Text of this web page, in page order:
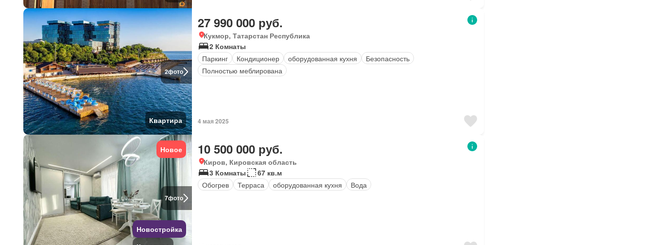
2фото
Квартира
27 990 000 руб.
Кукмор, Татарстан Республика
2 Комнаты
Паркинг
Кондиционер оборудованная кухня
Безопасность
Полностью меблирована
4 мая 2025
7фото
Новое
Новостройка
10 500 000 руб.
Киров, Кировская область
3 Комнаты
67 кв.м
Обогрев
Терраса оборудованная кухня Вода